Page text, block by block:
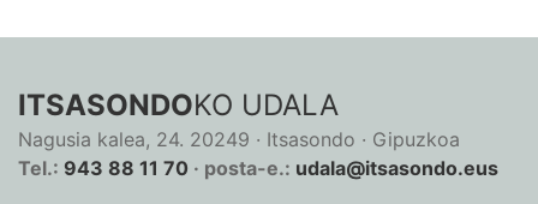
ITSASONDOKO UDALA
Nagusia kalea, 24. 20249 · Itsasondo · Gipuzkoa
Tel.: 943 88 11 70 · posta-e.: udala@itsasondo.eus